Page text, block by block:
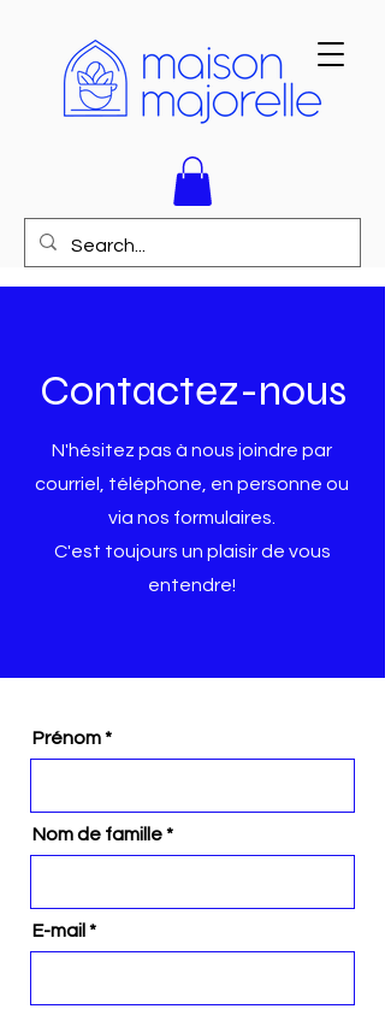
Contactez-nous
N'hésitez pas à nous joindre par
courriel, téléphone, en personne ou
via nos formulaires.
C'est toujours un plaisir de vous
entendre!
Prénom
Nom de famille
E-mail